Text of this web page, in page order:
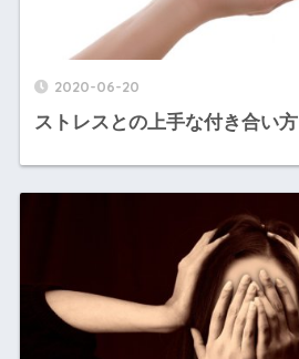
2020-06-20
ストレスとの上手な付き合い方